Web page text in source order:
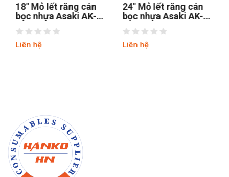
18″ Mỏ lết răng cán
bọc nhựa Asaki AK-
635
Liên hệ
24″ Mỏ lết răng cán
bọc nhựa Asaki AK-
636
Liên hệ